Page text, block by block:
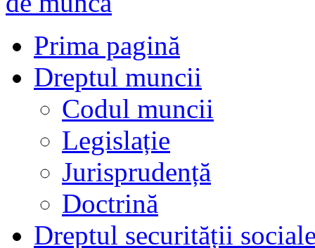
Prima pagină
Dreptul muncii
Codul muncii
Legislație
Jurisprudență
Doctrină
Dreptul securității